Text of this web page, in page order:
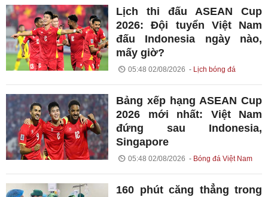
Lịch thi đấu ASEAN Cup
2026: Đội tuyển Việt Nam
đấu Indonesia ngày nào,
mấy giờ?
05:48 02/08/2026 Lịch bóng đá
Bảng xếp hạng ASEAN Cup
2026 mới nhất: Việt Nam
đứng sau Indonesia,
Singapore
05:48 02/08/2026 Bóng đá Việt Nam
160 phút căng thẳng trong